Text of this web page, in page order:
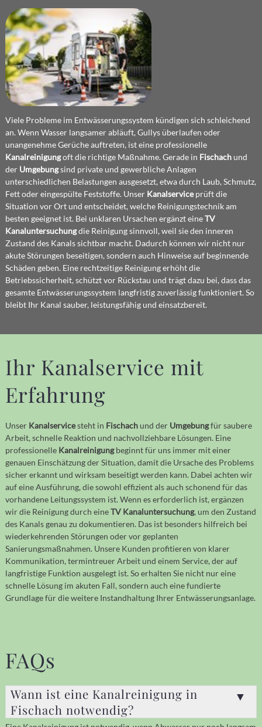
Viele Probleme im Entwässerungssystem kündigen sich schleichend
an. Wenn Wasser langsamer abläuft, Gullys überlaufen oder
unangenehme Gerüche auftreten, ist eine professionelle
Kanalreinigungoft die richtige Maßnahme. Gerade in Fischachund
der Umgebungsind private und gewerbliche Anlagen
unterschiedlichen Belastungen ausgesetzt, etwa durch Laub, Schmutz,
Fett oder eingespülte Feststoffe. Unser Kanalserviceprüft die
Situation vor Ort und entscheidet, welche Reinigungstechnik am
besten geeignet ist. Bei unklaren Ursachen ergänzt eineTV
Kanaluntersuchungdie Reinigung sinnvoll, weil sie den inneren
Zustand des Kanals sichtbar macht. Dadurch können wir nicht nur
akute Störungen beseitigen, sondern auch Hinweise auf beginnende
Schäden geben. Eine rechtzeitige Reinigung erhöht die
Betriebssicherheit, schützt vor Rückstau und trägt dazu bei, dass das
gesamte Entwässerungssystem langfristig zuverlässig funktioniert. So
bleibt Ihr Kanal sauber, leistungsfähig und einsatzbereit.
Ihr Kanalservice mit
Erfahrung
Unser Kanalservicesteht in Fischachund der Umgebungfür saubere
Arbeit, schnelle Reaktion und nachvollziehbare Lösungen. Eine
professionelle Kanalreinigungbeginnt für uns immer mit einer
genauen Einschätzung der Situation, damit die Ursache des Problems
sicher erkannt und wirksam beseitigt werden kann. Dabei achten wir
auf eine Ausführung, die sowohl effizient als auch schonend für das
vorhandene Leitungssystem ist. Wenn es erforderlich ist, ergänzen
wir die Reinigung durch eineTV Kanaluntersuchung, um den Zustand
des Kanals genau zu dokumentieren. Das ist besonders hilfreich bei
wiederkehrenden Störungen oder vor geplanten
Sanierungsmaßnahmen. Unsere Kunden profitieren von klarer
Kommunikation, termintreuer Arbeit und einem Service, der auf
langfristige Funktion ausgelegt ist. So erhalten Sie nicht nur eine
schnelle Lösung im akuten Fall, sondern auch eine fundierte
Grundlage für die weitere Instandhaltung Ihrer Entwässerungsanlage.
FAQs
Wann ist eine Kanalreinigung in
Fischach notwendig?